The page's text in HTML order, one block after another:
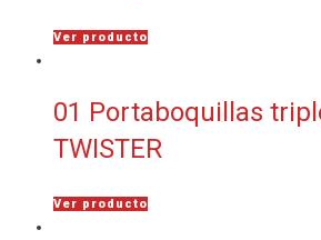
Ver producto
01 Portaboquillas
TWISTER
Ver producto